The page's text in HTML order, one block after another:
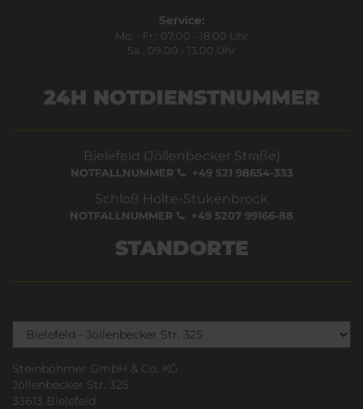
Service:
Mo. - Fr.: 07.00 - 18.00 Uhr
Sa.: 09.00 - 13.00 Uhr
24H NOTDIENSTNUMMER
Bielefeld (Jöllenbecker Straße)
NOTFALLNUMMER +49 521 98654-333
Schloß Holte-Stukenbrock
NOTFALLNUMMER +49 5207 99166-88
STANDORTE
Steinböhmer GmbH & Co. KG
Jöllenbecker Str. 325
33613 Bielefeld